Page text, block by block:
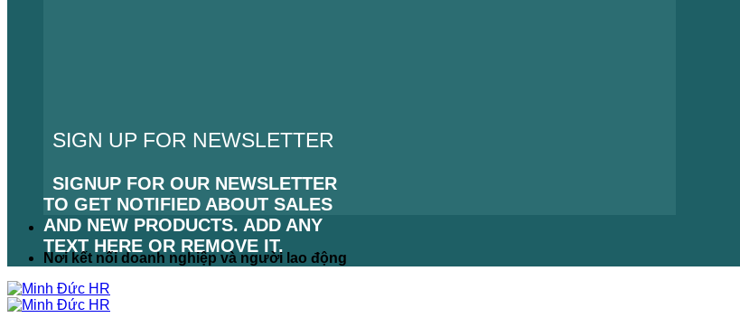
SIGN UP FOR NEWSLETTER
SIGNUP FOR OUR NEWSLETTER
TO GET NOTIFIED ABOUT SALES
AND NEW PRODUCTS. ADD ANY
TEXT HERE OR REMOVE IT.
LỖI: KHÔNG TÌM THẤY BIỂU MẪU
LIÊN HỆ.
Nơi kết nối doanh nghiệp và người lao động